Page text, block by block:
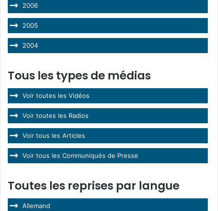
2006
2005
2004
Tous les types de médias
Voir toutes les Vidéos
Voir toutes les Radios
Voir tous les Articles
Voir tous les Communiqués de Presse
Toutes les reprises par langue
Allemand